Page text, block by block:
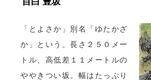
「とよさか」別名「ゆたかざ
か」という。長さ２５０メー
トル、高低差１１メートルの
ややきつい坂。幅はたっぷり